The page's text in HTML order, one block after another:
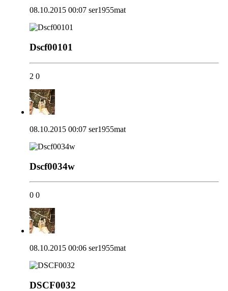
08.10.2015 00:07 ser1955mat
Dscf00101
2 0
08.10.2015 00:07 ser1955mat
Dscf0034w
0 0
08.10.2015 00:06 ser1955mat
DSCF0032